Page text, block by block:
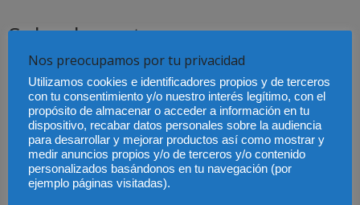
Sobre los autores
Enrique Arnaldo Benzo. Presidente de la Sección de Derecho
deportivo del ICAM. Graduado en Derecho junto con la
Diplomatura en Estudios Empresariales por la Universidad
Pontificia Comillas (ICADE), comenzó su trayectoria profesional
como Abogado en ACM Legal, donde ejerció desde el año 2012 en
el área de Derecho Procesal. Máster Oficial de Derecho Deportivo
por la Universidad de Lleida (INEFC-Lleida), en el que obtuvo una
Nos preocupamos por tu privacidad
Utilizamos cookies e identificadores propios y de terceros
con tu consentimiento y/o nuestro interés legítimo, con el
propósito de almacenar o acceder a información en tu
dispositivo, recabar datos personales sobre la audiencia
para desarrollar y mejorar productos así como mostrar y
medir anuncios propios y/o de terceros y/o contenido
personalizados basándonos en tu navegación (por
ejemplo páginas visitadas).